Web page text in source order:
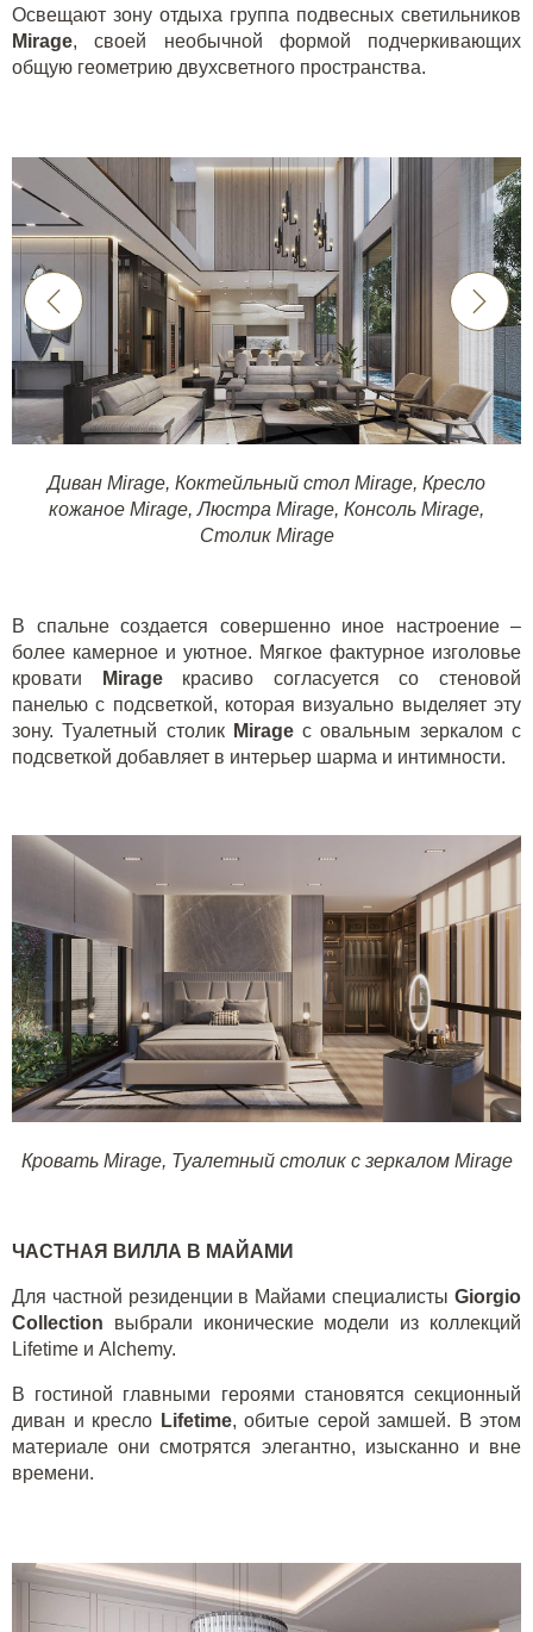
Освещают зону отдыха группа подвесных светильников
Mirage, своей необычной формой подчеркивающих
общую геометрию двухсветного пространства.
Диван Mirage, Коктейльный стол Mirage, Кресло
кожаное Mirage, Люстра Mirage, Консоль Mirage,
Столик Mirage
В спальне создается совершенно иное настроение –
более камерное и уютное. Мягкое фактурное изголовье
кровати
Mirage
красиво согласуется со стеновой
панелью с подсветкой, которая визуально выделяет эту
зону. Туалетный столик Mirage с овальным зеркалом с
подсветкой добавляет в интерьер шарма и интимности.
Кровать Mirage, Туалетный столик с зеркалом Mirage
ЧАСТНАЯ ВИЛЛА В МАЙАМИ
Для частной резиденции в Майами специалисты Giorgio
Collection выбрали иконические модели из коллекций
Lifetime и Alchemy.
В гостиной главными героями становятся секционный
диван и кресло Lifetime, обитые серой замшей. В этом
материале они смотрятся элегантно, изысканно и вне
времени.